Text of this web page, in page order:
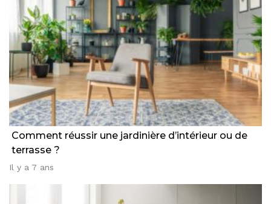
Comment réussir une jardinière d’intérieur ou de
terrasse ?
Il y a 7 ans